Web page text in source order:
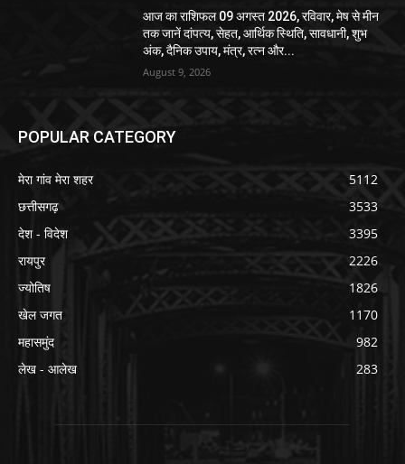
आज का राशिफल 09 अगस्त 2026, रविवार, मेष से मीन
तक जानें दांपत्य, सेहत, आर्थिक स्थिति, सावधानी, शुभ
अंक, दैनिक उपाय, मंत्र, रत्न और...
August 9, 2026
POPULAR CATEGORY
मेरा गांव मेरा शहर
5112
छत्तीसगढ़
3533
देश - विदेश
3395
रायपुर
2226
ज्योतिष
1826
खेल जगत
1170
महासमुंद
982
लेख - आलेख
283